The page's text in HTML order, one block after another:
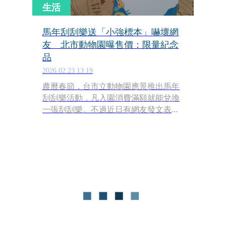
生活
馬年刮刮樂送「小強標本」嚇壞網
友 北市動物園曝售價：限量紀念
品
2026.02.23 13:19
農曆春節，台市立動物園應景推出馬年
刮刮樂活動，凡入園消費滿額就能兌換
一張刮刮樂。不過近日有網友發文表